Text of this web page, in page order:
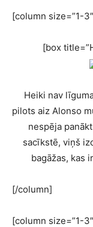
[column size=”1-
[box
Heiki nav
pilots aiz Alonso
nespēja
sacīkstē, viņš
bagāžas, kas
[/column]
[column size=”1-